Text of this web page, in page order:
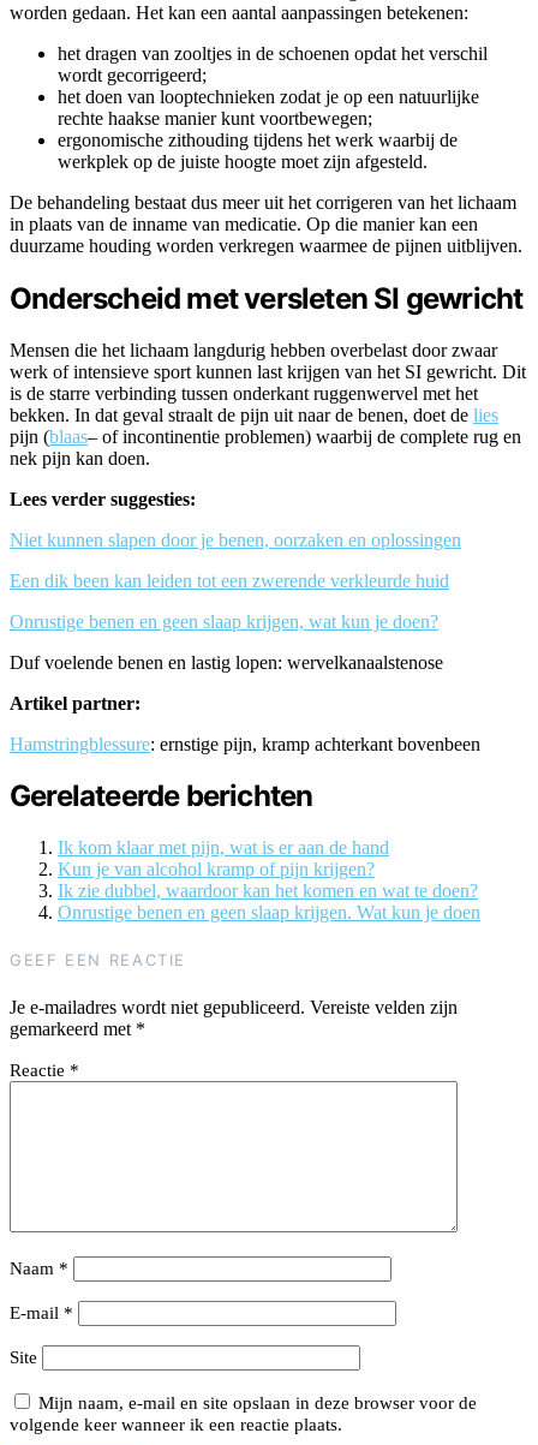
worden gedaan. Het kan een aantal aanpassingen betekenen:
het dragen van zooltjes in de schoenen opdat het verschil
wordt gecorrigeerd;
het doen van looptechnieken zodat je op een natuurlijke
rechte haakse manier kunt voortbewegen;
ergonomische zithouding tijdens het werk waarbij de
werkplek op de juiste hoogte moet zijn afgesteld.
De behandeling bestaat dus meer uit het corrigeren van het lichaam
in plaats van de inname van medicatie. Op die manier kan een
duurzame houding worden verkregen waarmee de pijnen uitblijven.
Onderscheid met versleten SI gewricht
Mensen die het lichaam langdurig hebben overbelast door zwaar
werk of intensieve sport kunnen last krijgen van het SI gewricht. Dit
is de starre verbinding tussen onderkant ruggenwervel met het
bekken. In dat geval straalt de pijn uit naar de benen, doet de lies
pijn (blaas– of incontinentie problemen) waarbij de complete rug en
nek pijn kan doen.
Lees verder suggesties:
Niet kunnen slapen door je benen, oorzaken en oplossingen
Een dik been kan leiden tot een zwerende verkleurde huid
Onrustige benen en geen slaap krijgen, wat kun je doen?
Duf voelende benen en lastig lopen: wervelkanaalstenose
Artikel partner:
Hamstringblessure: ernstige pijn, kramp achterkant bovenbeen
Gerelateerde berichten
Ik kom klaar met pijn, wat is er aan de hand
Kun je van alcohol kramp of pijn krijgen?
Ik zie dubbel, waardoor kan het komen en wat te doen?
Onrustige benen en geen slaap krijgen. Wat kun je doen
GEEF EEN REACTIE
Je e-mailadres wordt niet gepubliceerd. Vereiste velden zijn
gemarkeerd met *
Reactie *
Naam *
E-mail *
Site
Mijn naam, e-mail en site opslaan in deze browser voor de
volgende keer wanneer ik een reactie plaats.